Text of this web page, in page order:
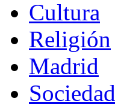
Cultura
Religión
Madrid
Sociedad